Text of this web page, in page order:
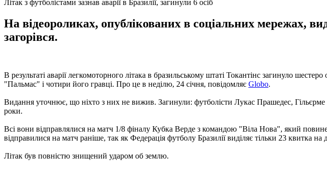
Літак з футболістами зазнав аварії в Бразилії, загинули 6 осіб
На відеороликах, опублікованих в соціальних мережах,
загорівся.
В результаті аварії легкомоторного літака в бразильському штаті Токантінс загинуло
"Пальмас" і чотири його гравці. Про це в неділю, 24 січня, повідомляє Globo.
Видання уточнює, що ніхто з них не вижив. Загинули: футболісти Лукас Прашедес,
роки.
Всі вони відправлялися на матч 1/8 фіналу Кубка Верде з командою "Віла Нова", який
відправилися на матч раніше, так як Федерація футболу Бразилії виділяє тільки 23 квитка на
Літак був повністю знищений ударом об землю.